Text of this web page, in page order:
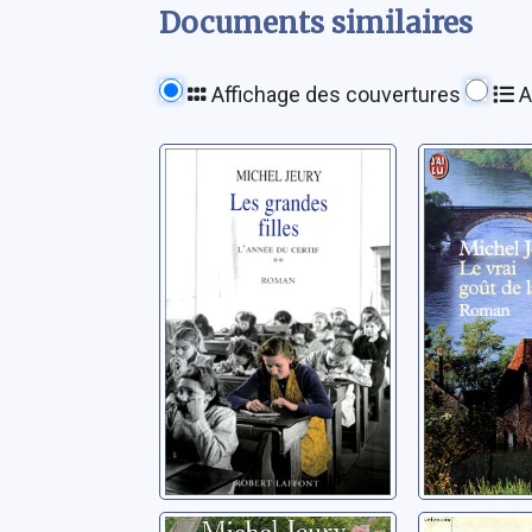
Documents similaires
Affichage des couvertures
Les grandes
Jeury, Michel
Le vrai
vie: 01
Jeury,